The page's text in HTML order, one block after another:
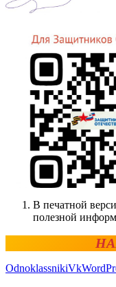
В печатной
полезной
OdnoklassnikiVk